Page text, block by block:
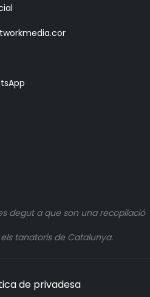
degut a que son una recopilació
tanatoris de Catalunya.
de privadesa